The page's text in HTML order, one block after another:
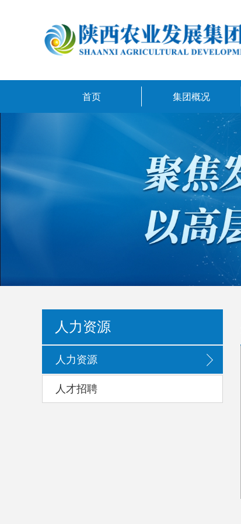
首页 集团概况
人力资源
人力资源
人才招聘